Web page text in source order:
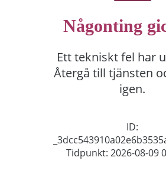
Någonting
Ett tekniskt fel har
Återgå till tjänsten
igen.
ID:
Tidpunkt: 2026-08-09